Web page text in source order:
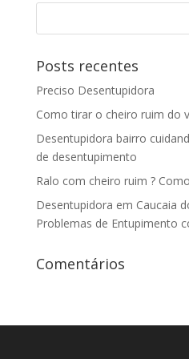
Posts recentes
Preciso Desentupidora
Como tirar o cheiro ruim do
Desentupidora bairro
de desentupimento
Ralo com cheiro ruim ?
Desentupidora em Caucaia
Problemas de Entupimento
Comentários